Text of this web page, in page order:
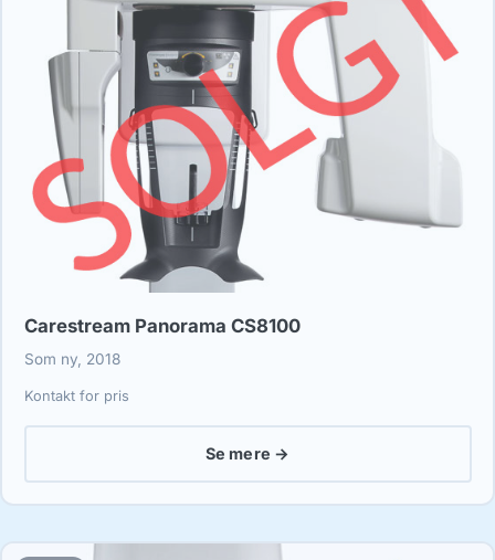
Carestream Panorama CS8100
Som ny, 2018
Kontakt for pris
Se mere →